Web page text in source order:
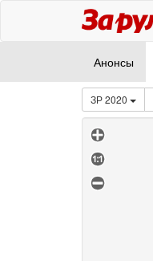
Анонсы
ЗР 2020